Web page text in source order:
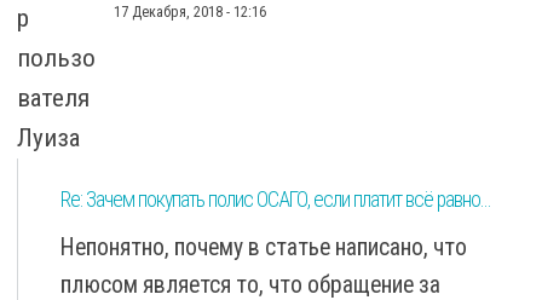
17 Декабря, 2018 - 12:16
Re: Зачем покупать полис ОСАГО, если платит всё равно...
Непонятно, почему в статье написано, что
плюсом является то, что обращение за